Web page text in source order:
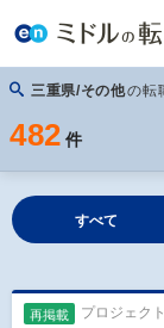
三重県/その他の転
482 件
すべて
再掲載 プロジェク